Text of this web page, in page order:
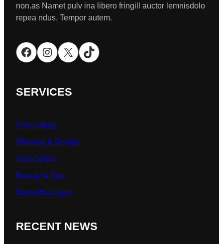
non.as Namet pulv ina libero fringill auctor lemnisdolo
repea ndus. Tempor autem.
Facebook Instagram X TikTok
SERVICES
Hair cutting
Shaving & Design
Hair Colors
Beauty & Spa
Body Massages
RECENT NEWS